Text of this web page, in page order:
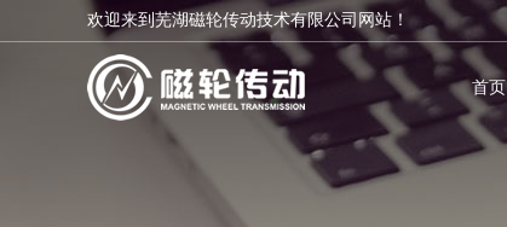
欢迎来到芜湖磁轮传动技术有限公司网站！
首页